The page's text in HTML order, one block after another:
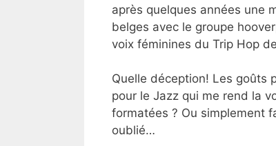
après quelques années une
belges avec le groupe
voix féminines du Trip Hop
Quelle déception! Les goûts
pour le Jazz qui me rend la
formatées ? Ou simplement
oublié…